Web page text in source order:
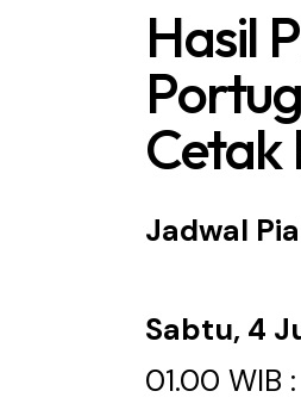
Hasil
Cetak
Jadwal
Sabtu, 4
01.00 WIB